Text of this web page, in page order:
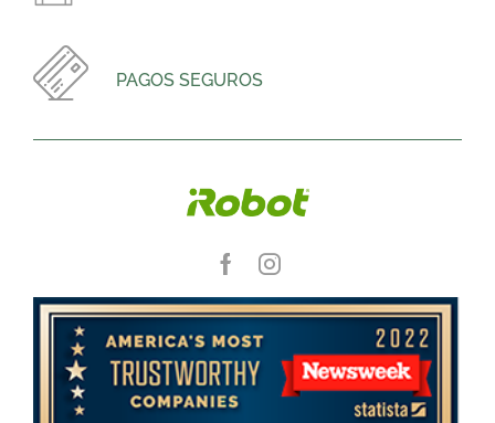
PAGOS SEGUROS